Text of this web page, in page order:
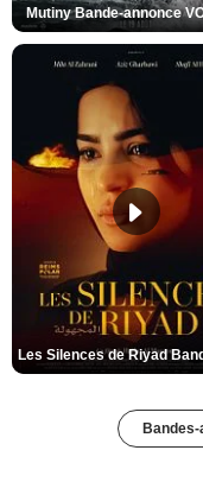
Mutiny Bande-annonce